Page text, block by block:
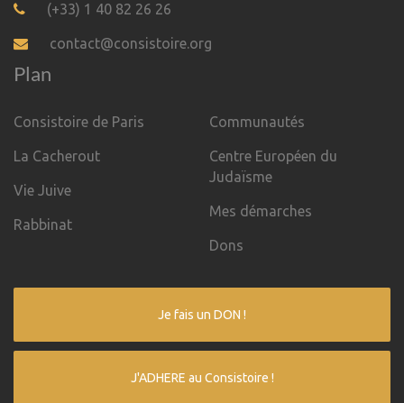
(+33) 1 40 82 26 26
contact@consistoire.org
Plan
Consistoire de Paris
La Cacherout
Vie Juive
Rabbinat
Communautés
Centre Européen du
Judaïsme
Mes démarches
Dons
Je fais un DON !
J'ADHERE au Consistoire !